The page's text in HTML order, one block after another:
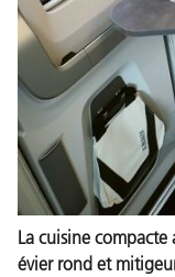
La cuisine
évier rond et